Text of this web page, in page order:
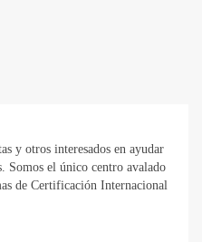
y otros interesados en ayudar
Somos el único centro avalado
de Certificación Internacional